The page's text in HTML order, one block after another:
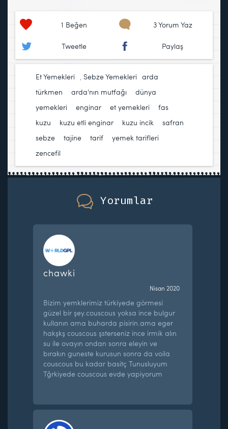
1 Beğen 3 Yorum Yaz
Tweetle Paylaş
Et Yemekleri , Sebze Yemekleri arda
türkmen
arda'nın mutfağı
dünya
yemekleri
enginar et yemekleri fas
kuzu
kuzu etli enginar kuzu incik safran
sebze
tajine tarif yemek tarifleri
zencefil
Yorumlar
chawki
Nisan 2020
Bizim yemklerimiz türkiyede görmesi
güzel bir şey.couscous yoksa ince bulgur
kullanın ama buharda pisirin.ama eger
hakşkş couscous şsterseniz ince irmik alın
su ile ovayın ondan sonra eleyin ve
bırakın guneste kurusun sonra da voila
couscous bu kadar basitç Tunusluyum
Tğrkiyede couscous evde yapiyorum